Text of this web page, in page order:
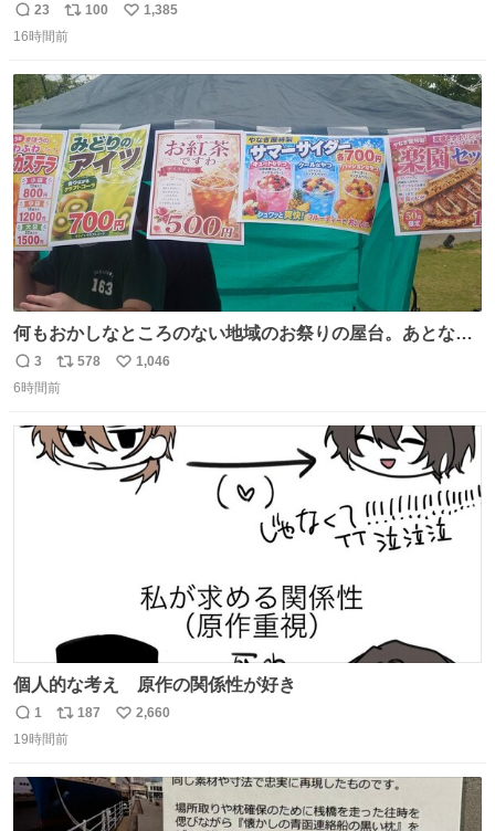
返
信
23
リ
ポ
ト
数
100
い
数
1,385
16時間前
何もおかしなところのない地域のお祭りの屋台。あとなん
か割と聞き馴染みのあるBGMが流れてます #関広見まつり
#関広見まつり2026
返
信
3
リ
ポ
ト
数
578
い
数
1,046
6時間前
個人的な考え 原作の関係性が好き
返
信
1
リ
ポ
ト
数
187
い
数
2,660
19時間前